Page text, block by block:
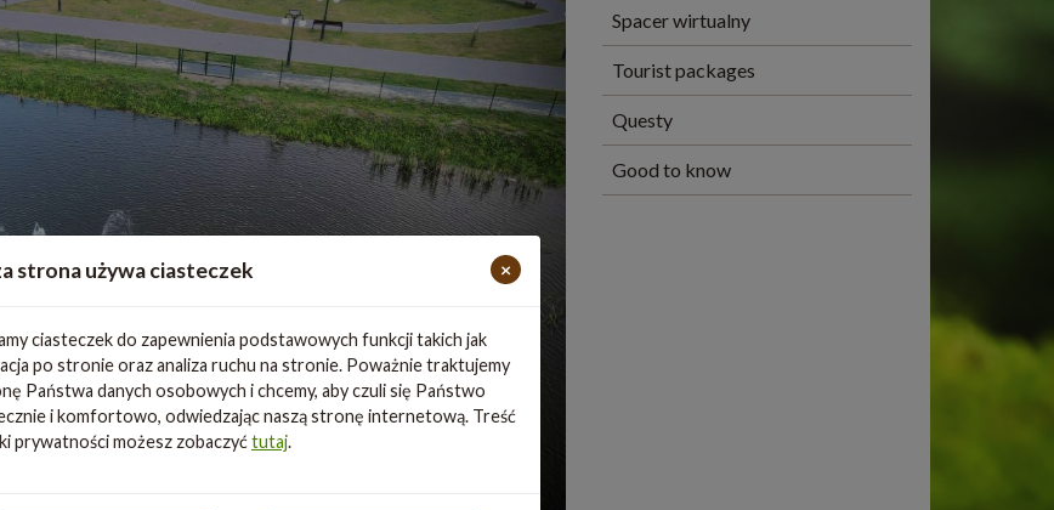
strona używa ciasteczek ×
ciasteczek do zapewnienia podstawowych funkcji takich jak
po stronie oraz analiza ruchu na stronie. Poważnie traktujemy
Państwa danych osobowych i chcemy, aby czuli się Państwo
i komfortowo, odwiedzając naszą stronę internetową. Treść
prywatności możesz zobaczyćtutaj.
Spacer wirtualny
Tourist packages
Questy
Good to know